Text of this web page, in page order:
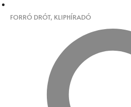
FORRÓ DRÓT, KLIPHÍRADÓ